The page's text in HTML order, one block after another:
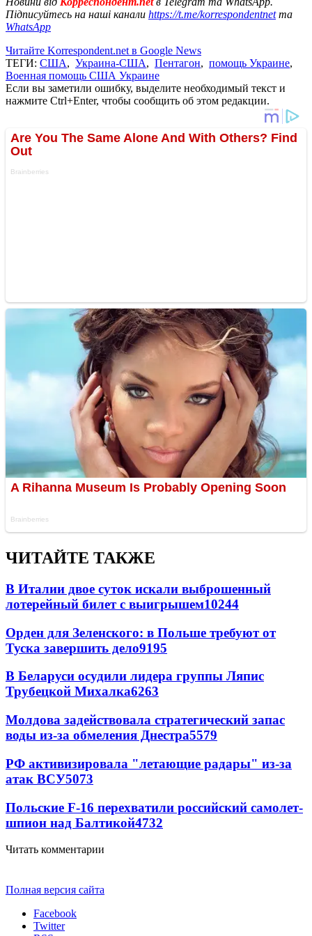
Підписуйтесь на наші канали https://t.me/korrespondentnetта
WhatsApp
Читайте Korrespondent.net в Google News
ТЕГИ: США, Украина-США, Пентагон, помощь Украине,
Военная помощь США Украине
Если вы заметили ошибку, выделите необходимый текст и
нажмите Ctrl+Enter, чтобы сообщить об этом редакции.
ЧИТАЙТЕ ТАКЖЕ
В Италии двое суток искали выброшенный
лотерейный билет с выигрышем10244
Орден для Зеленского: в Польше требуют от
Туска завершить дело9195
В Беларуси осудили лидера группы Ляпис
Трубецкой Михалка6263
Молдова задействовала стратегический запас
воды из-за обмеления Днестра5579
РФ активизировала "летающие радары" из-за
атак ВСУ5073
Польские F-16 перехватили российский самолет-
шпион над Балтикой4732
Читать комментарии
Полная версия сайта
Facebook
Twitter